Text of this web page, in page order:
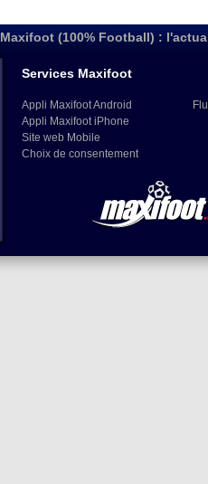
Maxifoot (100% Football) :
Services Maxifoot
Appli Maxifoot Android
Appli Maxifoot iPhone
Site web Mobile
Choix de consentement